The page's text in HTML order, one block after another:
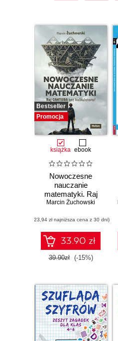
Bestseller
Promocja
książka ebook
Nowoczesne
nauczanie
matematyki. Raj
Cantora bez
Marcin Żuchowski
(23,94 zł najniższa cena z 30 dni)
33.90 zł
39.90zł (-15%)